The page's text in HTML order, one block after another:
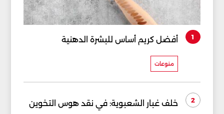
1 أفضل كريم أساس للبشرة الدهنية
منوعات
2 خلف غبار الشعبوية: في نقد هوس التخوين